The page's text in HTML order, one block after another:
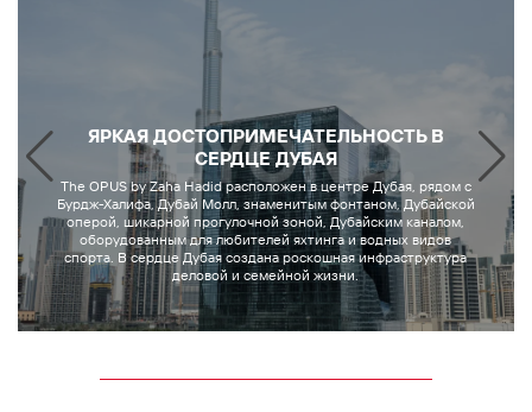
ЯРКАЯ ДОСТОПРИМЕЧАТЕЛЬНОСТЬ В
СЕРДЦЕ ДУБАЯ
The OPUS by Zaha Hadid расположен в центре Дубая, рядом с
Бурдж-Халифа, Дубай Молл, знаменитым фонтаном, Дубайской
оперой, шикарной прогулочной зоной, Дубайским каналом,
оборудованным для любителей яхтинга и водных видов
спорта. В сердце Дубая создана роскошная инфраструктура
деловой и семейной жизни.